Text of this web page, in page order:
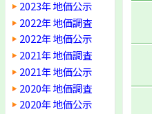
2023年 地価公示
2022年 地価調査
2022年 地価公示
2021年 地価調査
2021年 地価公示
2020年 地価調査
2020年 地価公示